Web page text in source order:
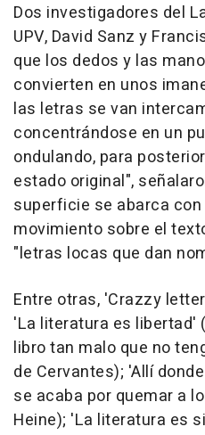
Dos investigadores del
UPV, David Sanz y
que los dedos y las
convierten en unos
las letras se van
concentrándose en un
ondulando, para
estado original",
superficie se abarca
movimiento sobre el
"letras locas que dan
Entre otras, 'Crazzy
'La literatura es libertad'
libro tan malo que no
de Cervantes); 'Allí
se acaba por quemar a
Heine); 'La literatura es